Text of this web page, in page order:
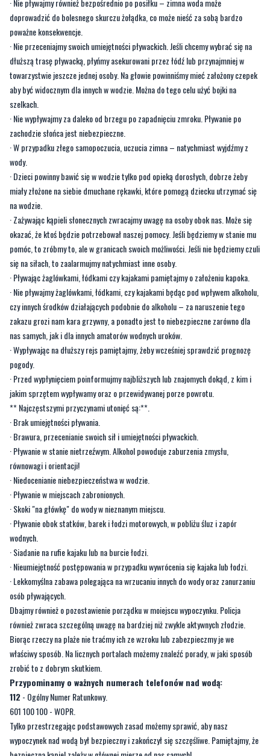
dłuższą trasę pływacką, płyńmy asekurowani przez łódź lub przynajmniej w
towarzystwie jeszcze jednej osoby. Na głowie powinniśmy mieć założony czepek
aby być widocznym dla innych w wodzie. Można do tego celu użyć bojki na
szelkach.
· Nie wypływajmy za daleko od brzegu po zapadnięciu zmroku. Pływanie po
zachodzie słońca jest niebezpieczne.
· W przypadku złego samopoczucia, uczucia zimna – natychmiast wyjdźmy z
wody.
· Dzieci powinny bawić się w wodzie tylko pod opieką dorosłych, dobrze żeby
miały złożone na siebie dmuchane rękawki, które pomogą dziecku utrzymać się
na wodzie.
· Zażywając kąpieli słonecznych zwracajmy uwagę na osoby obok nas. Może się
okazać, że ktoś będzie potrzebował naszej pomocy. Jeśli będziemy w stanie mu
pomóc, to zróbmy to, ale w granicach swoich możliwości. Jeśli nie będziemy czuli
się na siłach, to zaalarmujmy natychmiast inne osoby.
· Pływając żaglówkami, łódkami czy kajakami pamiętajmy o założeniu kapoka.
· Nie pływajmy żaglówkami, łódkami, czy kajakami będąc pod wpływem alkoholu,
czy innych środków działających podobnie do alkoholu – za naruszenie tego
zakazu grozi nam kara grzywny, a ponadto jest to niebezpieczne zarówno dla
nas samych, jak i dla innych amatorów wodnych uroków.
· Wypływając na dłuższy rejs pamiętajmy, żeby wcześniej sprawdzić prognozę
pogody.
· Przed wypłynięciem poinformujmy najbliższych lub znajomych dokąd, z kim i
jakim sprzętem wypływamy oraz o przewidywanej porze powrotu.
** Najczęstszymi przyczynami utonięć są:**.
· Brak umiejętności pływania.
· Brawura, przecenianie swoich sił i umiejętności pływackich.
· Pływanie w stanie nietrzeźwym. Alkohol powoduje zaburzenia zmysłu,
równowagi i orientacji!
· Niedocenianie niebezpieczeństwa w wodzie.
· Pływanie w miejscach zabronionych.
· Skoki "na główkę" do wody w nieznanym miejscu.
· Pływanie obok statków, barek i łodzi motorowych, w pobliżu śluz i zapór
wodnych.
· Siadanie na rufie kajaku lub na burcie łodzi.
· Nieumiejętność postępowania w przypadku wywrócenia się kajaka lub łodzi.
· Lekkomyślna zabawa polegająca na wrzucaniu innych do wody oraz zanurzaniu
osób pływających.
Dbajmy również o pozostawienie porządku w moiejscu wypoczynku. Policja
również zwraca szczególną uwagę na bardziej niż zwykle aktywnych złodzie.
Biorąc rzeczy na plaże nie traćmy ich ze wzroku lub zabezpieczmy je we
właściwy sposób. Na licznych portalach możemy znaleźć porady, w jaki sposób
zrobić to z dobrym skutkiem.
Przypominamy o ważnych numerach telefonów nad wodą:
112- Ogólny Numer Ratunkowy.
601 100 100 - WOPR.
Tylko przestrzegając podstawowych zasad możemy sprawić, aby nasz
wypoczynek nad wodą był bezpieczny i zakończył się szczęśliwe. Pamiętajmy, że
bezpieczna kąpiel zależy w głównej mierze od nas samych!
Nie lekceważmy wody i nie przeceniajmy swoi możliwości!
Byliście świadkami zdarzenia w naszym regionie? Chcecie